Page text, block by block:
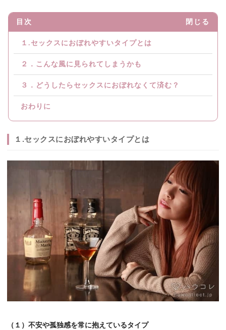
目次 閉じる
１.セックスにおぼれやすいタイプとは
２．こんな風に見られてしまうかも
３．どうしたらセックスにおぼれなくて済む？
おわりに
１.セックスにおぼれやすいタイプとは
（１）不安や孤独感を常に抱えているタイプ